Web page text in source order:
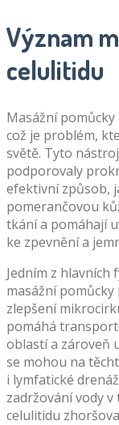
Význam
celulitidu
Masážní
což je problém,
světě. Tyto
podporovaly
efektivní způsob,
pomerančovou
tkání a pomáhají
ke zpevnění a
Jedním z hlavních
masážní
zlepšení
pomáhá
oblastí a zároveň
se mohou na
i lymfatické
zadržování vody
celulitidu